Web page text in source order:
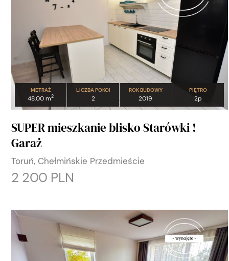
METRAŻ
48.00 m2
LICZBA POKOI
2
ROK BUDOWY
2019
PIĘTRO
2p
SUPER mieszkanie blisko Starówki !
Garaż
Toruń, Chełmińskie Przedmieście
2 200 PLN